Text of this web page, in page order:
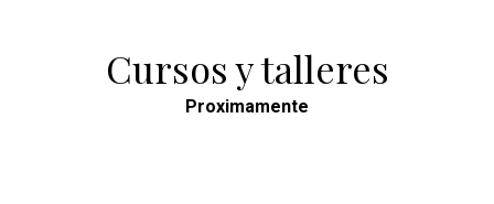
Cursos y talleres
Proximamente